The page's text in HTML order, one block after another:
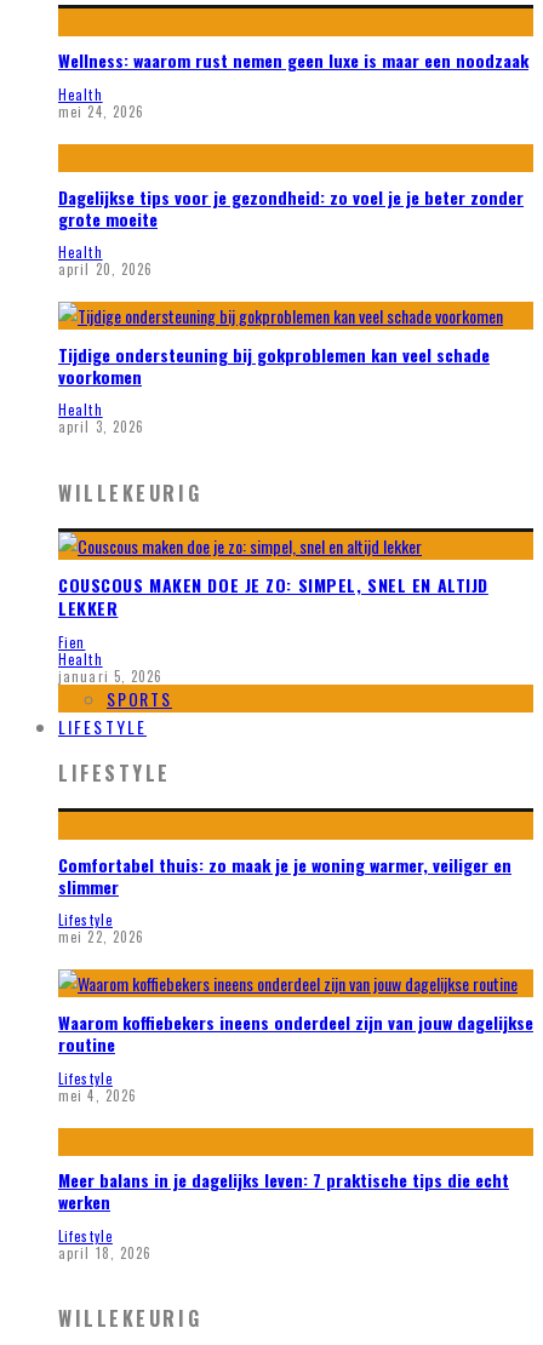
Wellness: waarom rust nemen geen luxe is maar een noodzaak
Health
mei 24, 2026
Dagelijkse tips voor je gezondheid: zo voel je je beter zonder
grote moeite
Health
april 20, 2026
Tijdige ondersteuning bij gokproblemen kan veel schade
voorkomen
Health
april 3, 2026
WILLEKEURIG
COUSCOUS MAKEN DOE JE ZO: SIMPEL, SNEL EN ALTIJD
LEKKER
Fien
Health
januari 5, 2026
SPORTS
LIFESTYLE
LIFESTYLE
Comfortabel thuis: zo maak je je woning warmer, veiliger en
slimmer
Lifestyle
mei 22, 2026
Waarom koffiebekers ineens onderdeel zijn van jouw dagelijkse
routine
Lifestyle
mei 4, 2026
Meer balans in je dagelijks leven: 7 praktische tips die echt
werken
Lifestyle
april 18, 2026
WILLEKEURIG